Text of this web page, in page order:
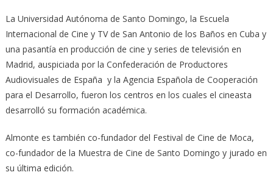
La Universidad Autónoma de Santo Domingo, la Escuela
Internacional de Cine y TV de San Antonio de los Baños en Cuba y
una pasantía en producción de cine y series de televisión en
Madrid, auspiciada por la Confederación de Productores
Audiovisuales de España y la Agencia Española de Cooperación
para el Desarrollo, fueron los centros en los cuales el cineasta
desarrolló su formación académica.
Almonte es también co-fundador del Festival de Cine de Moca,
co-fundador de la Muestra de Cine de Santo Domingo y jurado en
su última edición.